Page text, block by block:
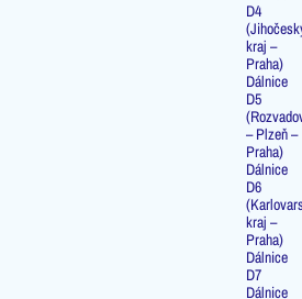
D4
kraj –
Praha)
Dálnice
D5
– Plzeň –
Praha)
Dálnice
D6
kraj –
Praha)
Dálnice
D7
Dálnice